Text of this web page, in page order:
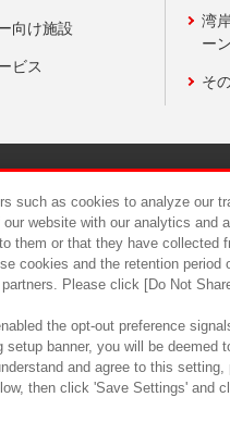
向け施設
ビス
湾
ー
そ
食品のご
such as cookies to analyze our
website with our analytics and
them or that they have
cookies and the retention
Please click [Do Not
the opt-out preference
banner, you will be
and agree to this
then click 'Save Settings' and